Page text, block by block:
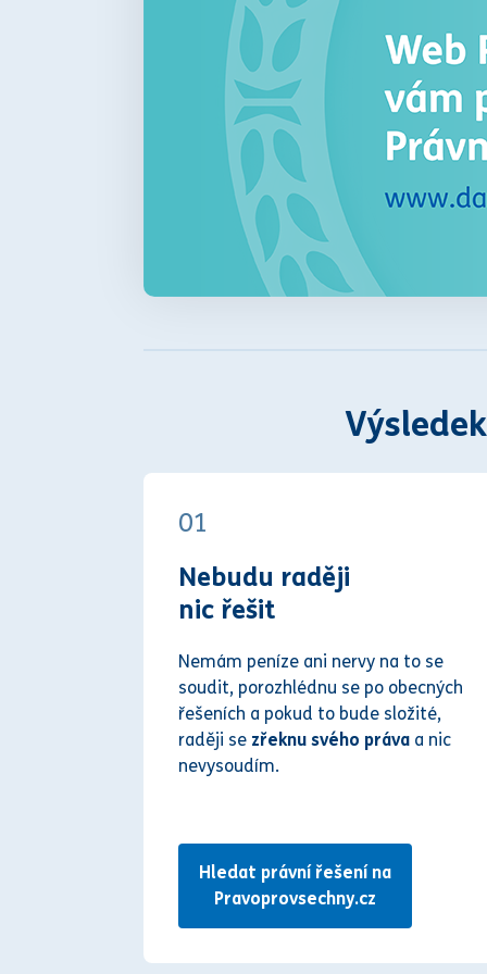
01
Nebudu raději
nic řešit
Nemám peníze ani nervy na to se
soudit, porozhlédnu se po obecných
řešeních a pokud to bude složité,
raději se zřeknu svého práva a nic
nevysoudím.
Hledat právní řešení na
Pravoprovsechny.cz